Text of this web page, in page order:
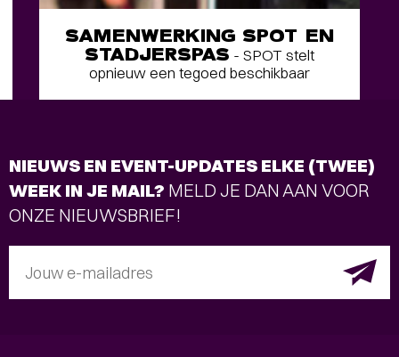
SAMENWERKING SPOT EN
STADJERSPAS - SPOT stelt
opnieuw een tegoed beschikbaar
NIEUWS EN EVENT-UPDATES ELKE (TWEE)
WEEK IN JE MAIL? MELD JE DAN AAN VOOR
ONZE NIEUWSBRIEF!
Jouw e-mailadres